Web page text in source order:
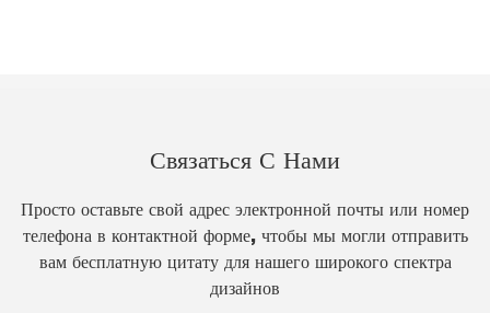
Связаться С Нами
Просто оставьте свой адрес электронной почты или номер
телефона в контактной форме, чтобы мы могли отправить
вам бесплатную цитату для нашего широкого спектра
дизайнов